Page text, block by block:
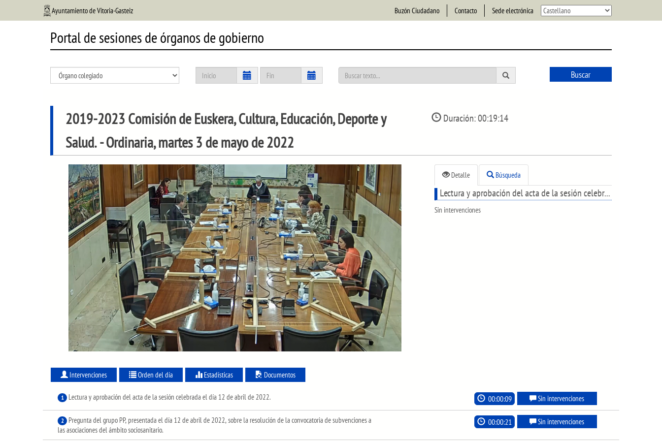
Ayuntamiento de Vitoria-Gasteiz Buzón Ciudadano Contacto Sede electrónica
Portal de sesiones de órganos de gobierno
Buscar
2019-2023 Comisión de Euskera, Cultura, Educación, Deporte y
Salud.- Ordinaria, martes 3 de mayo de 2022
Duración:00:19:14
Detalle Búsqueda
Lectura y aprobación del acta de la sesión celebrada el día 12 de abril de 2022.
Sin intervenciones
Intervenciones Orden del día Estadísticas Documentos
1 Lectura y aprobación del acta de la sesión celebrada el día 12 de abril de 2022. 00:00:09 Sin intervenciones
2
Pregunta del grupo PP, presentada el día 12 de abril de 2022, sobre la resolución de la convocatoria de subvenciones a
las asociaciones del ámbito sociosanitario.
00:00:21 Sin intervenciones